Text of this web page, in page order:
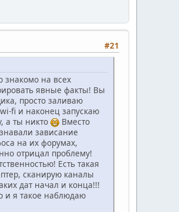
#21
знакомо на всех
явные факты! Вы
просто заливаю
fi и наконец запускаю
а ты никто
Вместо
зависание
на их форумах,
отрицал проблему!
Есть такая
сканирую каналы
дат начал и конца!!!
и я такое наблюдаю